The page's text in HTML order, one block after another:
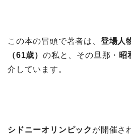
この本の冒頭で著者は、 登場人
（61歳） の私と、その旦那・ 昭
介しています。
シドニーオリンピック が開催さ